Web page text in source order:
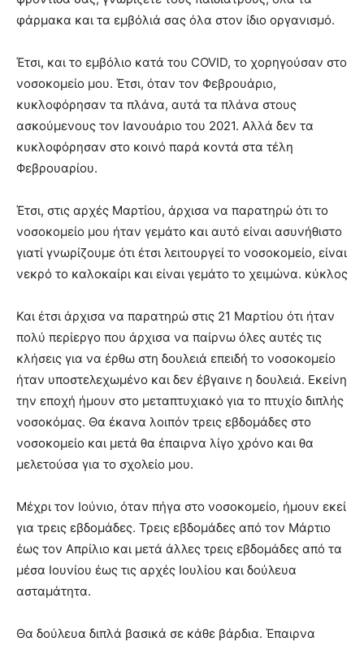
φάρμακα και τα εμβόλιά σας όλα στον ίδιο οργανισμό.
Έτσι, και το εμβόλιο κατά του COVID, το χορηγούσαν στο
νοσοκομείο μου. Έτσι, όταν τον Φεβρουάριο,
κυκλοφόρησαν τα πλάνα, αυτά τα πλάνα στους
ασκούμενους τον Ιανουάριο του 2021. Αλλά δεν τα
κυκλοφόρησαν στο κοινό παρά κοντά στα τέλη
Φεβρουαρίου.
Έτσι, στις αρχές Μαρτίου, άρχισα να παρατηρώ ότι το
νοσοκομείο μου ήταν γεμάτο και αυτό είναι ασυνήθιστο
γιατί γνωρίζουμε ότι έτσι λειτουργεί το νοσοκομείο, είναι
νεκρό το καλοκαίρι και είναι γεμάτο το χειμώνα. κύκλος
Και έτσι άρχισα να παρατηρώ στις 21 Μαρτίου ότι ήταν
πολύ περίεργο που άρχισα να παίρνω όλες αυτές τις
κλήσεις για να έρθω στη δουλειά επειδή το νοσοκομείο
ήταν υποστελεχωμένο και δεν έβγαινε η δουλειά. Εκείνη
την εποχή ήμουν στο μεταπτυχιακό για το πτυχίο διπλής
νοσοκόμας. Θα έκανα λοιπόν τρεις εβδομάδες στο
νοσοκομείο και μετά θα έπαιρνα λίγο χρόνο και θα
μελετούσα για το σχολείο μου.
Μέχρι τον Ιούνιο, όταν πήγα στο νοσοκομείο, ήμουν εκεί
για τρεις εβδομάδες. Τρεις εβδομάδες από τον Μάρτιο
έως τον Απρίλιο και μετά άλλες τρεις εβδομάδες από τα
μέσα Ιουνίου έως τις αρχές Ιουλίου και δούλευα
ασταμάτητα.
Θα δούλευα διπλά βασικά σε κάθε βάρδια. Έπαιρνα